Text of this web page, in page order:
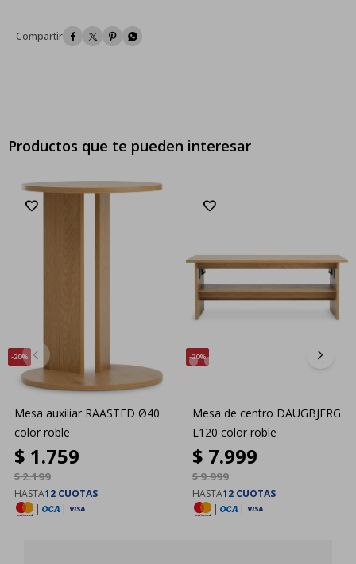
   
Productos que te pueden interesar
20
Mesa auxiliar RAASTED Ø40
color roble
$ 1.759
$2.199
HASTA12 CUOTAS
|
|
20
Mesa de centro DAUGBJERG
L120 color roble
$ 7.999
$9.999
HASTA12 CUOTAS
|
|